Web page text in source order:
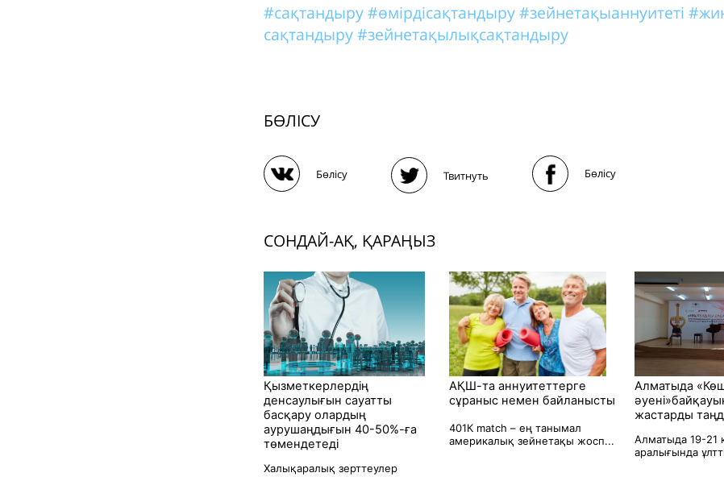
#сақтандыру#өмірдісақтандыру#зейнетақыаннуитеті
сақтандыру#зейнетақылықсақтандыру
БӨЛІСУ
Бөлісу Твитнуть Бөлісу
СОНДАЙ-АҚ, ҚАРАҢЫЗ
Қызметкерлердің
денсаулығын сауатты
басқару олардың
аурушаңдығын 40-50%-ға
төмендетеді
Халықаралық зерттеулер
АҚШ-та аннуитеттерге
сұраныс немен байланысты
401К match – ең танымал
америкалық зейнетақы жосп...
Алматыда
жастарды
Алматыда 19-21
аралығында